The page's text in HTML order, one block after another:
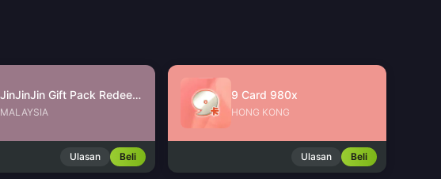
JinJinJin Gift Pack Redeem Code
MALAYSIA
Ulasan Beli
9 Card 980x
HONG KONG
Ulasan Beli